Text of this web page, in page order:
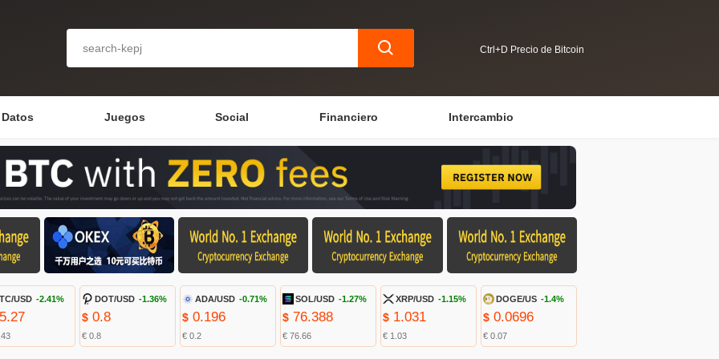
Ctrl+D Precio de Bitcoin
Datos Juegos Social Financiero Intercambio
USD -2.41% DOT/USD -1.36%
$0.8
€ 0.8
ADA/USD -0.71%
$0.196
€ 0.2
SOL/USD -1.27%
$ 76.388
€ 76.66
XRP/USD -1.15%
$ 1.031
€ 1.03
DOGE/US -1.4%
$ 0.0696
€ 0.07